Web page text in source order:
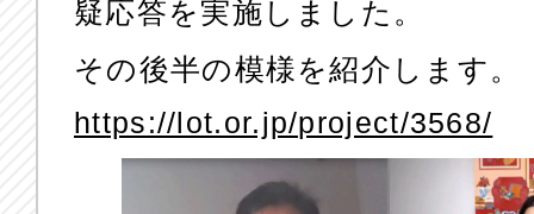
疑応答を実施しました。
その後半の模様を紹介します。
https://lot.or.jp/project/3568/